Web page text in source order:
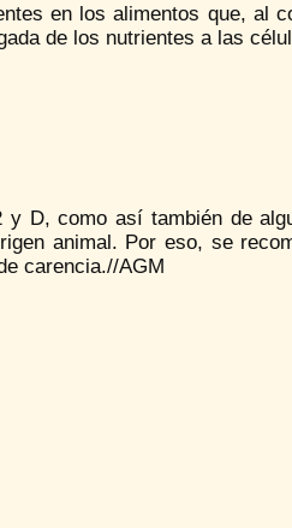
en los alimentos que, al
de los nutrientes a las
y D, como así también de
animal. Por eso, se
carencia.//AGM